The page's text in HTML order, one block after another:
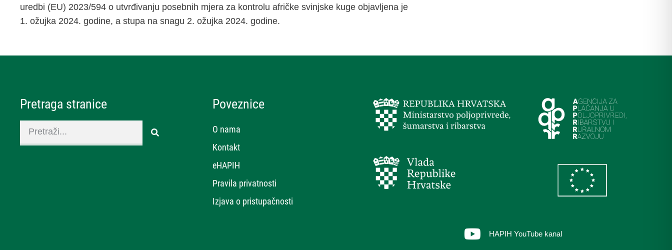
uredbi (EU) 2023/594 o utvrđivanju posebnih mjera za kontrolu afričke svinjske kuge objavljena je
1. ožujka 2024. godine, a stupa na snagu 2. ožujka 2024. godine.
Pretraga stranice Poveznice
O nama
Kontakt
eHAPIH
Pravila privatnosti
Izjava o pristupačnosti
HAPIH YouTube kanal